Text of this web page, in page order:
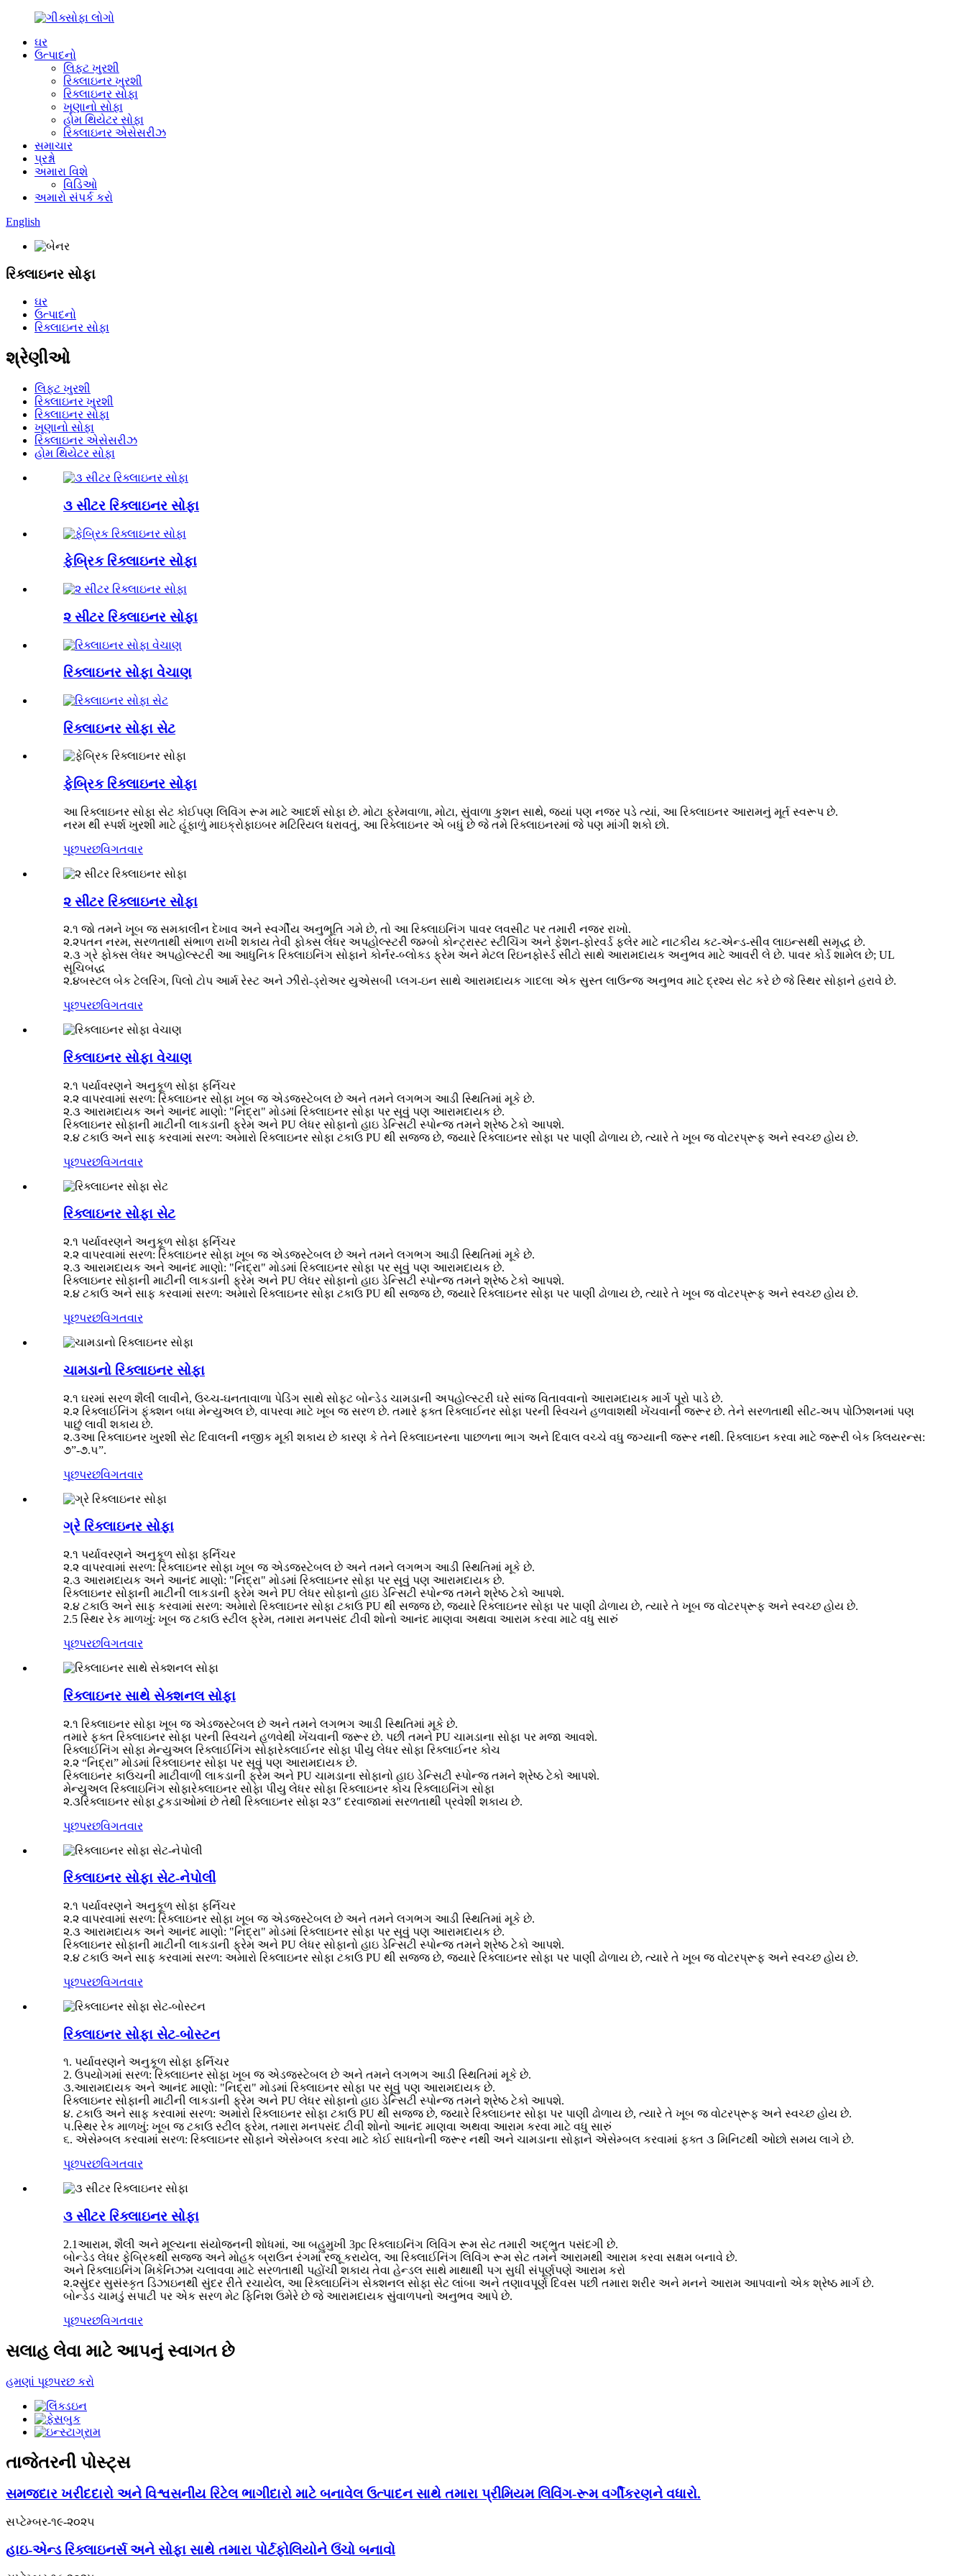
ઘર
ઉત્પાદનો
લિફ્ટ ખુરશી
રિક્લાઇનર ખુરશી
રિક્લાઇનર સોફા
ખૂણાનો સોફા
હોમ થિયેટર સોફા
રિક્લાઇનર એસેસરીઝ
સમાચાર
પ્રશ્નો
અમારા વિશે
વિડિઓ
અમારો સંપર્ક કરો
English
રિક્લાઇનર સોફા
ઘર
ઉત્પાદનો
રિક્લાઇનર સોફા
શ્રેણીઓ
લિફ્ટ ખુરશી
રિક્લાઇનર ખુરશી
રિક્લાઇનર સોફા
ખૂણાનો સોફા
રિક્લાઇનર એસેસરીઝ
હોમ થિયેટર સોફા
૩ સીટર રિક્લાઇનર સોફા
ફેબ્રિક રિક્લાઇનર સોફા
૨ સીટર રિક્લાઇનર સોફા
રિક્લાઇનર સોફા વેચાણ
રિક્લાઇનર સોફા સેટ
ફેબ્રિક રિક્લાઇનર સોફા
આ રિક્લાઇનર સોફા સેટ કોઈપણ લિવિંગ રૂમ માટે આદર્શ સોફા છે. મોટા ફ્રેમવાળા, મોટા, સુંવાળા કુશન સાથે, જ્યાં પણ નજર પડે ત્યાં, આ રિક્લાઇનર આરામનું મૂર્ત સ્વરૂપ છે.
નરમ થી સ્પર્શ ખુરશી માટે હૂંફાળું માઇક્રોફાઇબર મટિરિયલ ધરાવતું, આ રિક્લાઇનર એ બધું છે જે તમે રિક્લાઇનરમાં જે પણ માંગી શકો છો.
પૂછપરછવિગતવાર
૨ સીટર રિક્લાઇનર સોફા
૨.૧ જો તમને ખૂબ જ સમકાલીન દેખાવ અને સ્વર્ગીય અનુભૂતિ ગમે છે, તો આ રિક્લાઇનિંગ પાવર લવસીટ પર તમારી નજર રાખો.
૨.૨પતન નરમ, સરળતાથી સંભાળ રાખી શકાય તેવી ફોક્સ લેધર અપહોલ્સ્ટરી જમ્બો કોન્ટ્રાસ્ટ સ્ટીચિંગ અને ફેશન-ફોરવર્ડ ફ્લેર માટે નાટકીય કટ-એન્ડ-સીવ લાઇન્સથી સમૃદ્ધ છે.
૨.૩ ગ્રે ફોક્સ લેધર અપહોલ્સ્ટરી આ આધુનિક રિક્લાઇનિંગ સોફાને કોર્નર-બ્લોક્ડ ફ્રેમ અને મેટલ રિઇનફોર્સ્ડ સીટો સાથે આરામદાયક અનુભવ માટે આવરી લે છે. પાવર કોર્ડ શામેલ છે; UL
સૂચિબદ્ધ
૨.૪બસ્ટલ બેક ટેલરિંગ, પિલો ટોપ આર્મ રેસ્ટ અને ઝીરો-ડ્રોઅર યુએસબી પ્લગ-ઇન સાથે આરામદાયક ગાદલા એક સુસ્ત લાઉન્જ અનુભવ માટે દ્રશ્ય સેટ કરે છે જે સ્થિર સોફાને હરાવે છે.
પૂછપરછવિગતવાર
રિક્લાઇનર સોફા વેચાણ
૨.૧ પર્યાવરણને અનુકૂળ સોફા ફર્નિચર
૨.૨ વાપરવામાં સરળ: રિક્લાઇનર સોફા ખૂબ જ એડજસ્ટેબલ છે અને તમને લગભગ આડી સ્થિતિમાં મૂકે છે.
૨.૩ આરામદાયક અને આનંદ માણો: "નિદ્રા" મોડમાં રિક્લાઇનર સોફા પર સૂવું પણ આરામદાયક છે.
રિક્લાઇનર સોફાની માટીની લાકડાની ફ્રેમ અને PU લેધર સોફાનો હાઇ ડેન્સિટી સ્પોન્જ તમને શ્રેષ્ઠ ટેકો આપશે.
૨.૪ ટકાઉ અને સાફ કરવામાં સરળ: અમારો રિક્લાઇનર સોફા ટકાઉ PU થી સજ્જ છે, જ્યારે રિક્લાઇનર સોફા પર પાણી ઢોળાય છે, ત્યારે તે ખૂબ જ વોટરપ્રૂફ અને સ્વચ્છ હોય છે.
પૂછપરછવિગતવાર
રિક્લાઇનર સોફા સેટ
૨.૧ પર્યાવરણને અનુકૂળ સોફા ફર્નિચર
૨.૨ વાપરવામાં સરળ: રિક્લાઇનર સોફા ખૂબ જ એડજસ્ટેબલ છે અને તમને લગભગ આડી સ્થિતિમાં મૂકે છે.
૨.૩ આરામદાયક અને આનંદ માણો: "નિદ્રા" મોડમાં રિક્લાઇનર સોફા પર સૂવું પણ આરામદાયક છે.
રિક્લાઇનર સોફાની માટીની લાકડાની ફ્રેમ અને PU લેધર સોફાનો હાઇ ડેન્સિટી સ્પોન્જ તમને શ્રેષ્ઠ ટેકો આપશે.
૨.૪ ટકાઉ અને સાફ કરવામાં સરળ: અમારો રિક્લાઇનર સોફા ટકાઉ PU થી સજ્જ છે, જ્યારે રિક્લાઇનર સોફા પર પાણી ઢોળાય છે, ત્યારે તે ખૂબ જ વોટરપ્રૂફ અને સ્વચ્છ હોય છે.
પૂછપરછવિગતવાર
ચામડાનો રિક્લાઇનર સોફા
૨.૧ ઘરમાં સરળ શૈલી લાવીને, ઉચ્ચ-ઘનતાવાળા પેડિંગ સાથે સોફ્ટ બોન્ડેડ ચામડાની અપહોલ્સ્ટરી ઘરે સાંજ વિતાવવાનો આરામદાયક માર્ગ પૂરો પાડે છે.
૨.૨ રિક્લાઈનિંગ ફંક્શન બધા મેન્યુઅલ છે, વાપરવા માટે ખૂબ જ સરળ છે. તમારે ફક્ત રિક્લાઈનર સોફા પરની સ્વિચને હળવાશથી ખેંચવાની જરૂર છે. તેને સરળતાથી સીટ-અપ પોઝિશનમાં પણ
પાછું લાવી શકાય છે.
૨.૩આ રિક્લાઇનર ખુરશી સેટ દિવાલની નજીક મૂકી શકાય છે કારણ કે તેને રિક્લાઇનરના પાછળના ભાગ અને દિવાલ વચ્ચે વધુ જગ્યાની જરૂર નથી. રિક્લાઇન કરવા માટે જરૂરી બેક ક્લિયરન્સ:
૭”-૭.૫”.
પૂછપરછવિગતવાર
ગ્રે રિક્લાઇનર સોફા
૨.૧ પર્યાવરણને અનુકૂળ સોફા ફર્નિચર
૨.૨ વાપરવામાં સરળ: રિક્લાઇનર સોફા ખૂબ જ એડજસ્ટેબલ છે અને તમને લગભગ આડી સ્થિતિમાં મૂકે છે.
૨.૩ આરામદાયક અને આનંદ માણો: "નિદ્રા" મોડમાં રિક્લાઇનર સોફા પર સૂવું પણ આરામદાયક છે.
રિક્લાઇનર સોફાની માટીની લાકડાની ફ્રેમ અને PU લેધર સોફાનો હાઇ ડેન્સિટી સ્પોન્જ તમને શ્રેષ્ઠ ટેકો આપશે.
૨.૪ ટકાઉ અને સાફ કરવામાં સરળ: અમારો રિક્લાઇનર સોફા ટકાઉ PU થી સજ્જ છે, જ્યારે રિક્લાઇનર સોફા પર પાણી ઢોળાય છે, ત્યારે તે ખૂબ જ વોટરપ્રૂફ અને સ્વચ્છ હોય છે.
2.5 સ્થિર રેક માળખું: ખૂબ જ ટકાઉ સ્ટીલ ફ્રેમ, તમારા મનપસંદ ટીવી શોનો આનંદ માણવા અથવા આરામ કરવા માટે વધુ સારું
પૂછપરછવિગતવાર
રિક્લાઇનર સાથે સેક્શનલ સોફા
૨.૧ રિક્લાઇનર સોફા ખૂબ જ એડજસ્ટેબલ છે અને તમને લગભગ આડી સ્થિતિમાં મૂકે છે.
તમારે ફક્ત રિક્લાઇનર સોફા પરની સ્વિચને હળવેથી ખેંચવાની જરૂર છે. પછી તમને PU ચામડાના સોફા પર મજા આવશે.
રિક્લાઈનિંગ સોફા મેન્યુઅલ રિક્લાઈનિંગ સોફારેક્લાઈનર સોફા પીયુ લેધર સોફા રિક્લાઈનર કોચ
૨.૨ “નિદ્રા” મોડમાં રિક્લાઇનર સોફા પર સૂવું પણ આરામદાયક છે.
રિક્લાઇનર કાઉચની માટીવાળી લાકડાની ફ્રેમ અને PU ચામડાના સોફાનો હાઇ ડેન્સિટી સ્પોન્જ તમને શ્રેષ્ઠ ટેકો આપશે.
મેન્યુઅલ રિક્લાઇનિંગ સોફારેક્લાઇનર સોફા પીયુ લેધર સોફા રિક્લાઇનર કોચ રિક્લાઇનિંગ સોફા
૨.૩રિક્લાઇનર સોફા ટુકડાઓમાં છે તેથી રિક્લાઇનર સોફા ૨૩″ દરવાજામાં સરળતાથી પ્રવેશી શકાય છે.
પૂછપરછવિગતવાર
રિક્લાઇનર સોફા સેટ-નેપોલી
૨.૧ પર્યાવરણને અનુકૂળ સોફા ફર્નિચર
૨.૨ વાપરવામાં સરળ: રિક્લાઇનર સોફા ખૂબ જ એડજસ્ટેબલ છે અને તમને લગભગ આડી સ્થિતિમાં મૂકે છે.
૨.૩ આરામદાયક અને આનંદ માણો: "નિદ્રા" મોડમાં રિક્લાઇનર સોફા પર સૂવું પણ આરામદાયક છે.
રિક્લાઇનર સોફાની માટીની લાકડાની ફ્રેમ અને PU લેધર સોફાનો હાઇ ડેન્સિટી સ્પોન્જ તમને શ્રેષ્ઠ ટેકો આપશે.
૨.૪ ટકાઉ અને સાફ કરવામાં સરળ: અમારો રિક્લાઇનર સોફા ટકાઉ PU થી સજ્જ છે, જ્યારે રિક્લાઇનર સોફા પર પાણી ઢોળાય છે, ત્યારે તે ખૂબ જ વોટરપ્રૂફ અને સ્વચ્છ હોય છે.
પૂછપરછવિગતવાર
રિક્લાઇનર સોફા સેટ-બોસ્ટન
૧. પર્યાવરણને અનુકૂળ સોફા ફર્નિચર
2. ઉપયોગમાં સરળ: રિક્લાઇનર સોફા ખૂબ જ એડજસ્ટેબલ છે અને તમને લગભગ આડી સ્થિતિમાં મૂકે છે.
૩.આરામદાયક અને આનંદ માણો: "નિદ્રા" મોડમાં રિક્લાઇનર સોફા પર સૂવું પણ આરામદાયક છે.
રિક્લાઇનર સોફાની માટીની લાકડાની ફ્રેમ અને PU લેધર સોફાનો હાઇ ડેન્સિટી સ્પોન્જ તમને શ્રેષ્ઠ ટેકો આપશે.
૪. ટકાઉ અને સાફ કરવામાં સરળ: અમારો રિક્લાઇનર સોફા ટકાઉ PU થી સજ્જ છે, જ્યારે રિક્લાઇનર સોફા પર પાણી ઢોળાય છે, ત્યારે તે ખૂબ જ વોટરપ્રૂફ અને સ્વચ્છ હોય છે.
૫.સ્થિર રેક માળખું: ખૂબ જ ટકાઉ સ્ટીલ ફ્રેમ, તમારા મનપસંદ ટીવી શોનો આનંદ માણવા અથવા આરામ કરવા માટે વધુ સારું
૬. એસેમ્બલ કરવામાં સરળ: રિક્લાઇનર સોફાને એસેમ્બલ કરવા માટે કોઈ સાધનોની જરૂર નથી અને ચામડાના સોફાને એસેમ્બલ કરવામાં ફક્ત ૩ મિનિટથી ઓછો સમય લાગે છે.
પૂછપરછવિગતવાર
૩ સીટર રિક્લાઇનર સોફા
2.1આરામ, શૈલી અને મૂલ્યના સંયોજનની શોધમાં, આ બહુમુખી 3pc રિક્લાઇનિંગ લિવિંગ રૂમ સેટ તમારી અદ્ભુત પસંદગી છે.
બોન્ડેડ લેધર ફેબ્રિકથી સજ્જ અને મોહક બ્રાઉન રંગમાં રજૂ કરાયેલ, આ રિક્લાઈનિંગ લિવિંગ રૂમ સેટ તમને આરામથી આરામ કરવા સક્ષમ બનાવે છે.
અને રિક્લાઇનિંગ મિકેનિઝમ ચલાવવા માટે સરળતાથી પહોંચી શકાય તેવા હેન્ડલ સાથે માથાથી પગ સુધી સંપૂર્ણપણે આરામ કરો
૨.૨સુંદર સુસંસ્કૃત ડિઝાઇનથી સુંદર રીતે રચાયેલ, આ રિક્લાઇનિંગ સેક્શનલ સોફા સેટ લાંબા અને તણાવપૂર્ણ દિવસ પછી તમારા શરીર અને મનને આરામ આપવાનો એક શ્રેષ્ઠ માર્ગ છે.
બોન્ડેડ ચામડું સપાટી પર એક સરળ મેટ ફિનિશ ઉમેરે છે જે આરામદાયક સુંવાળપનો અનુભવ આપે છે.
પૂછપરછવિગતવાર
સલાહ લેવા માટે આપનું સ્વાગત છે
હમણાં પૂછપરછ કરો
તાજેતરની પોસ્ટ્સ
સમજદાર ખરીદદારો અને વિશ્વસનીય રિટેલ ભાગીદારો માટે બનાવેલ ઉત્પાદન સાથે તમારા પ્રીમિયમ લિવિંગ-રૂમ વર્ગીકરણને વધારો.
સપ્ટેમ્બર-૧૯-૨૦૨૫
હાઇ-એન્ડ રિક્લાઇનર્સ અને સોફા સાથે તમારા પોર્ટફોલિયોને ઉંચો બનાવો